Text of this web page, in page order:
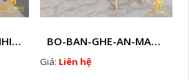
GIUONG-MAY-TU-NHIEN-HTT - M1 BO-BAN-GHE-AN-MAY-TU-NHIEN-HTT - M3
Giá: Liên hệ